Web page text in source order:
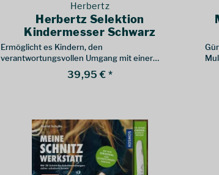
Herbertz
Herbertz Selektion
Kindermesser Schwarz
Ermöglicht es Kindern, den
verantwortungsvollen Umgang mit einer
scharfen Klinge zu erlernen
39,95 € *